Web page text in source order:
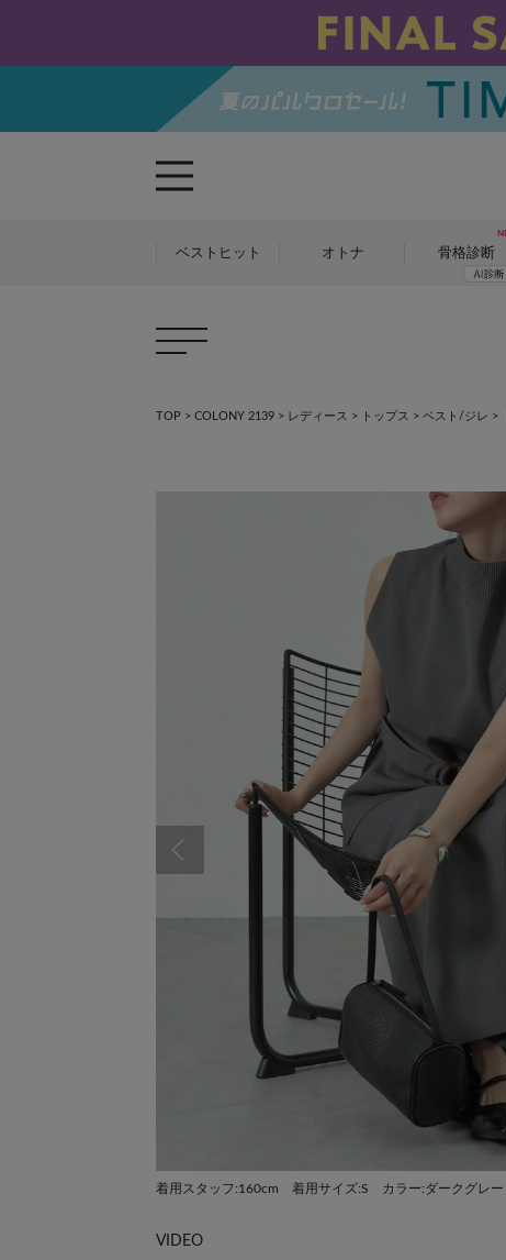
ベストヒット オトナ 骨格診断
TOP > COLONY 2139 > レディース > トップス > ベスト/ジレ >
着用スタッフ:160cm 着用サイズ:S カラー:ダークグレー
VIDEO